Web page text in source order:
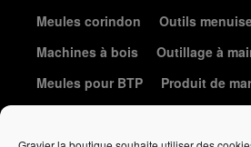
Meules corindon
Outils
Machines à bois
Outillage à
Meules pour BTP
Produit de